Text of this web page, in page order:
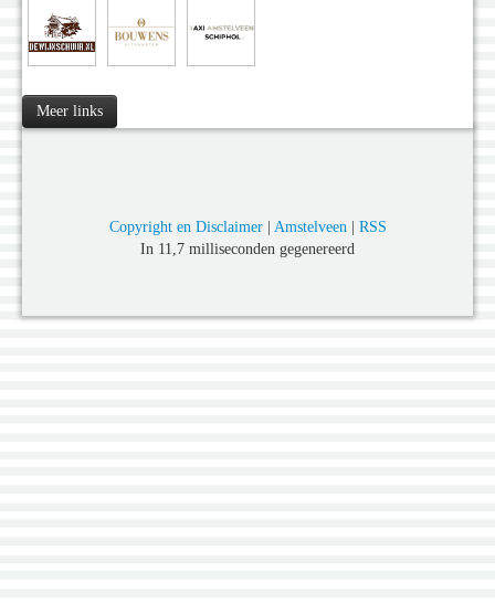
Meer links
Copyright en Disclaimer| Amstelveen| RSS
In 11,7 milliseconden gegenereerd